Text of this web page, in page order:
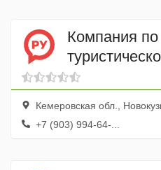
Компания по
Кемеровская обл., Новокузнецк г.,
+7 (903) 994-64-...